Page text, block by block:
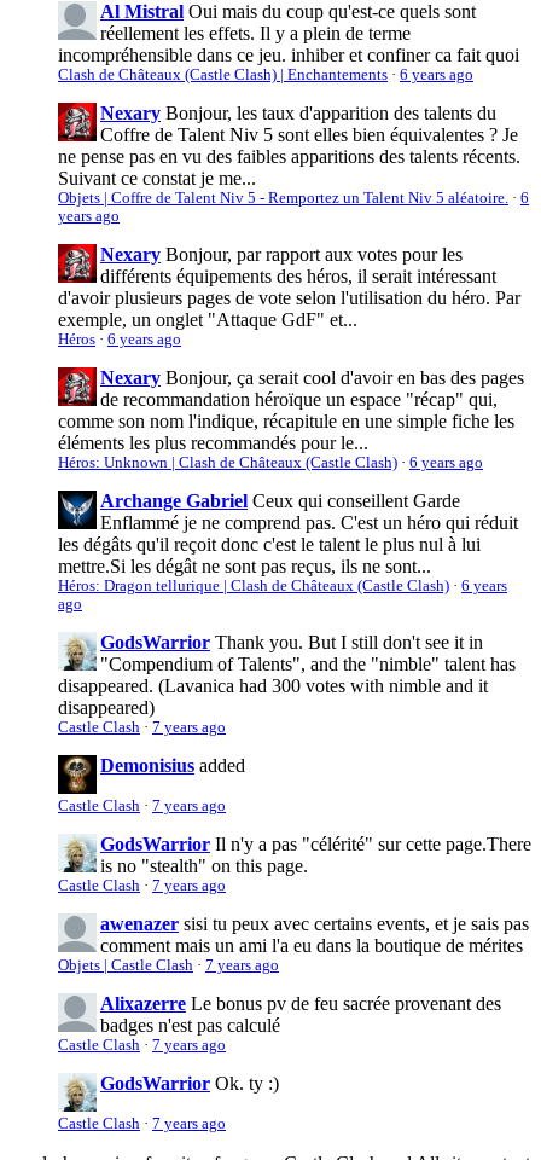
Al Mistral Oui mais du coup qu'est-ce quels sont
réellement les effets. Il y a plein de terme
incompréhensible dans ce jeu. inhiber et confiner ca fait quoi
Clash de Châteaux (Castle Clash) | Enchantements · 6 years ago
Nexary Bonjour, les taux d'apparition des talents du
Coffre de Talent Niv 5 sont elles bien équivalentes ? Je
ne pense pas en vu des faibles apparitions des talents récents.
Suivant ce constat je me...
Objets | Coffre de Talent Niv 5 - Remportez un Talent Niv 5 aléatoire. · 6
years ago
Nexary Bonjour, par rapport aux votes pour les
différents équipements des héros, il serait intéressant
d'avoir plusieurs pages de vote selon l'utilisation du héro. Par
exemple, un onglet "Attaque GdF" et...
Héros · 6 years ago
Nexary Bonjour, ça serait cool d'avoir en bas des pages
de recommandation héroïque un espace "récap" qui,
comme son nom l'indique, récapitule en une simple fiche les
éléments les plus recommandés pour le...
Héros: Unknown | Clash de Châteaux (Castle Clash) · 6 years ago
Archange Gabriel Ceux qui conseillent Garde
Enflammé je ne comprend pas. C'est un héro qui réduit
les dégâts qu'il reçoit donc c'est le talent le plus nul à lui
mettre.Si les dégât ne sont pas reçus, ils ne sont...
Héros: Dragon tellurique | Clash de Châteaux (Castle Clash) · 6 years
ago
GodsWarrior Thank you. But I still don't see it in
"Compendium of Talents", and the "nimble" talent has
disappeared. (Lavanica had 300 votes with nimble and it
disappeared)
Castle Clash · 7 years ago
Demonisius added
Castle Clash · 7 years ago
GodsWarrior Il n'y a pas "célérité" sur cette page.There
is no "stealth" on this page.
Castle Clash · 7 years ago
awenazer sisi tu peux avec certains events, et je sais pas
comment mais un ami l'a eu dans la boutique de mérites
Objets | Castle Clash · 7 years ago
Alixazerre Le bonus pv de feu sacrée provenant des
badges n'est pas calculé
Castle Clash · 7 years ago
GodsWarrior Ok. ty :)
Castle Clash · 7 years ago